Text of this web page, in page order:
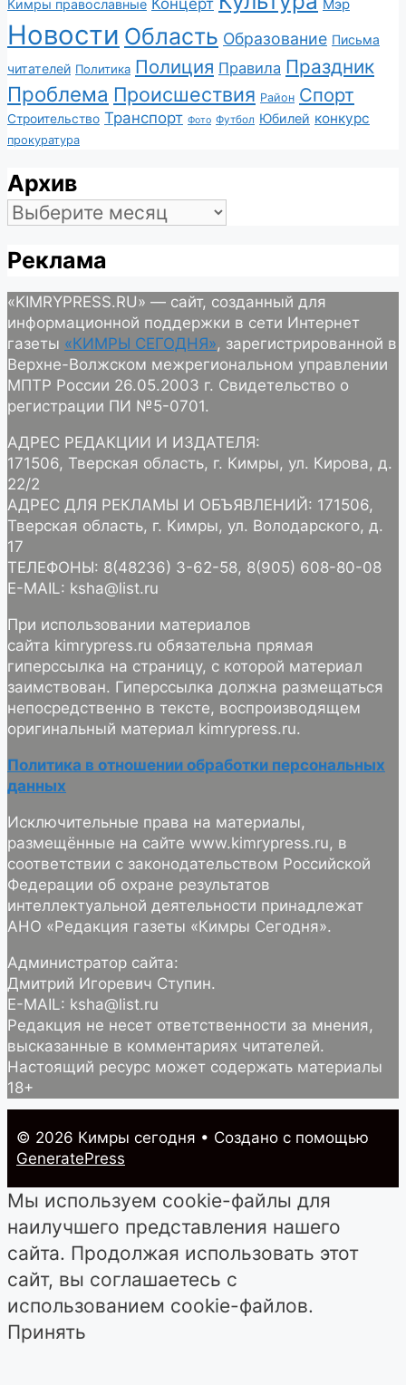
Кимры православные Мэр
Новости Область Образование Письма
читателей Политика Полиция Правила Праздник
Проблема Происшествия Район Спорт
Строительство Транспорт Фото Футбол Юбилей конкурс
прокуратура
Архив
Архив
Реклама
«KIMRYPRESS.RU» — сайт, созданный для
информационной поддержки в сети Интернет
газеты «КИМРЫ СЕГОДНЯ», зарегистрированной в
Верхне-Волжском межрегиональном управлении
МПТР России 26.05.2003 г. Свидетельство о
регистрации ПИ №5-0701.
АДРЕС РЕДАКЦИИ И ИЗДАТЕЛЯ:
171506, Тверская область, г. Кимры, ул. Кирова, д.
22/2
АДРЕС ДЛЯ РЕКЛАМЫ И ОБЪЯВЛЕНИЙ: 171506,
Тверская область, г. Кимры, ул. Володарского, д.
17
ТЕЛЕФОНЫ: 8(48236) 3-62-58, 8(905) 608-80-08
E-MAIL: ksha@list.ru
При использовании материалов
сайта kimrypress.ru обязательна прямая
гиперссылка на страницу, с которой материал
заимствован. Гиперссылка должна размещаться
непосредственно в тексте, воспроизводящем
оригинальный материал kimrypress.ru.
Политика в отношении обработки персональных
данных
Исключительные права на материалы,
размещённые на сайте www.kimrypress.ru, в
соответствии с законодательством Российской
Федерации об охране результатов
интеллектуальной деятельности принадлежат
АНО «Редакция газеты «Кимры Сегодня».
Администратор сайта:
Дмитрий Игоревич Ступин.
E-MAIL: ksha@list.ru
Редакция не несет ответственности за мнения,
высказанные в комментариях читателей.
Настоящий ресурс может содержать материалы
18+
© 2026 Кимры cегодня • Создано с помощью
GeneratePress
Мы используем cookie-файлы для
наилучшего представления нашего
сайта. Продолжая использовать этот
сайт, вы соглашаетесь с
использованием cookie-файлов.
Принять